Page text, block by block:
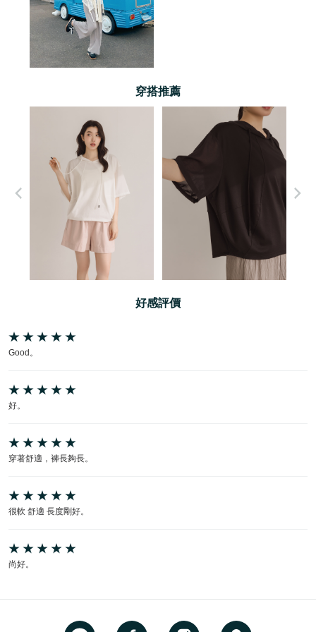
穿搭推薦
好感評價
Good。
好。
穿著舒適，褲長夠長。
很軟 舒適 長度剛好。
尚好。